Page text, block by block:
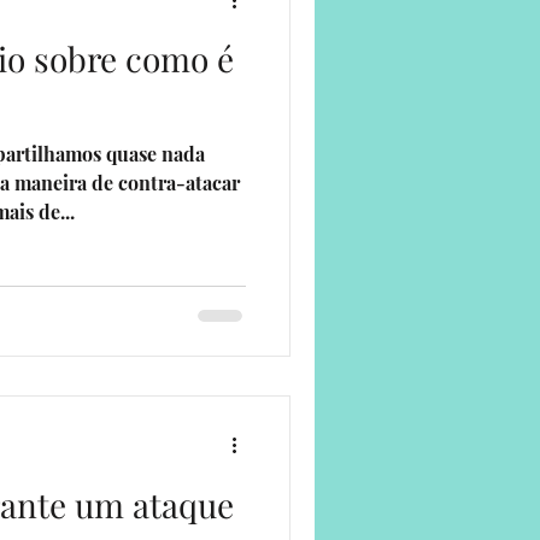
sobre como é
quase nada
maneira de contra-atacar
de...
um ataque